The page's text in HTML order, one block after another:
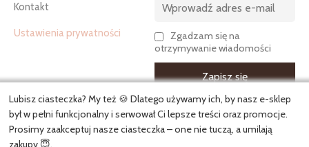
Kontakt
Ustawienia prywatności
Zgadzam się na
otrzymywanie wiadomości
CopyrightKielankowo.pl© 2026. Wszelkie prawa zastrzeżone.
Lubisz ciasteczka? My też 🍪 Dlatego używamy ich, by nasz e-sklep
był w pełni funkcjonalny i serwował Ci lepsze treści oraz promocje.
Prosimy zaakceptuj nasze ciasteczka – one nie tuczą, a umilają
zakupy 😇.